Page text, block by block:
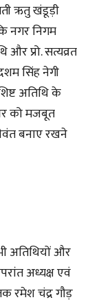
ऋतु खंडूड़ी
नगर निगम
और प्रो. सत्यव्रत
सिंह नेगी
अतिथि के
को मजबूत
बनाए रखने
अतिथियों और
अध्यक्ष एवं
रमेश चंद्र गौड़